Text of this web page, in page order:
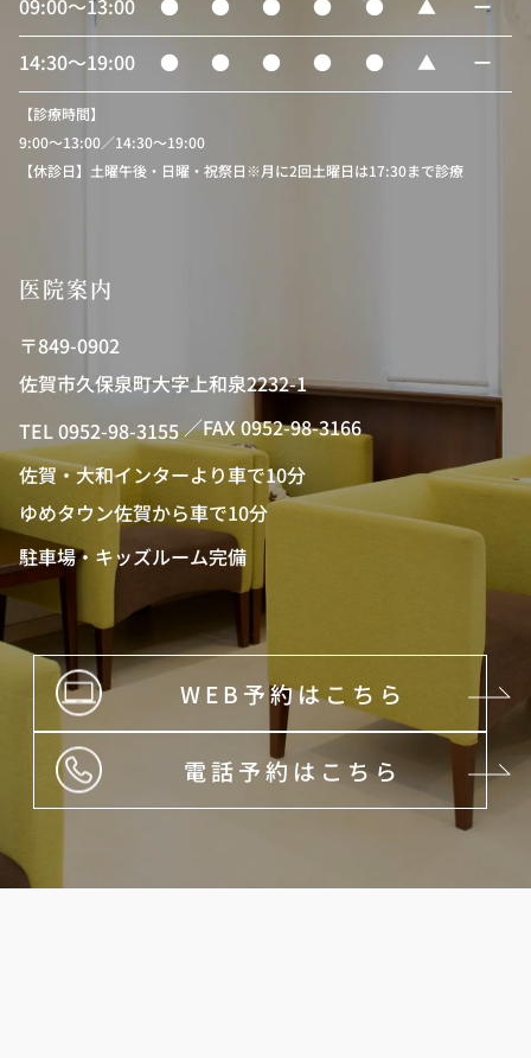
14:30〜19:00
● ● ● ● ● ▲ ー
【診療時間】
9:00〜13:00／14:30〜19:00
【休診日】土曜午後・日曜・祝祭日※月に2回土曜日は17:30まで診療
医院案内
〒849-0902
佐賀市久保泉町大字上和泉2232-1
TEL 0952-98-3155／FAX 0952-98-3166
佐賀・大和インターより車で10分
ゆめタウン佐賀から車で10分
駐車場・キッズルーム完備
WEB予約はこちら
電話予約はこちら